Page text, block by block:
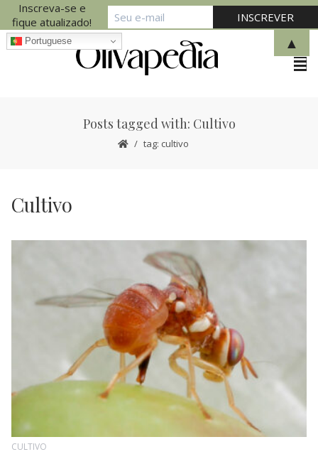
Posts tagged with: Cultivo
tag: cultivo
Cultivo
CULTIVO
Inscreva-se e
fique atualizado!
▲
Portuguese